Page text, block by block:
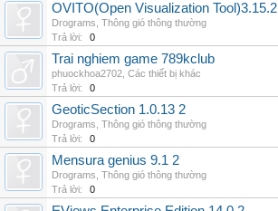
OVITO(Open Visualization Tool)3.15.2
Drograms Thông gió thông thường
Trả lời:
0
Trai nghiem game 789kclub
phuockhoa2702 Các thiết bị khác
Trả lời:
0
GeoticSection 1.0.13 2
Drograms Thông gió thông thường
Trả lời:
0
Mensura genius 9.1 2
Drograms Thông gió thông thường
Trả lời:
0